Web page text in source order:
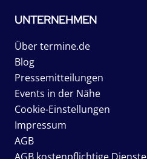
UNTERNEHMEN
Über termine.de
Blog
Pressemitteilungen
Events in der Nähe
Cookie-Einstellungen
Impressum
AGB
AGB kostenpflichtige Dienste